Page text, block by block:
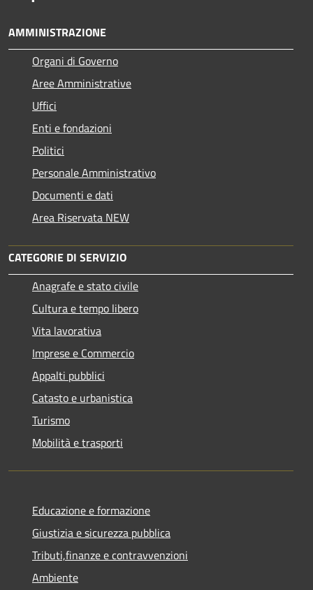
AMMINISTRAZIONE
Organi di Governo
Aree Amministrative
Uffici
Enti e fondazioni
Politici
Personale Amministrativo
Documenti e dati
Area Riservata NEW
CATEGORIE DI SERVIZIO
Anagrafe e stato civile
Cultura e tempo libero
Vita lavorativa
Imprese e Commercio
Appalti pubblici
Catasto e urbanistica
Turismo
Mobilità e trasporti
Educazione e formazione
Giustizia e sicurezza pubblica
Tributi,finanze e contravvenzioni
Ambiente